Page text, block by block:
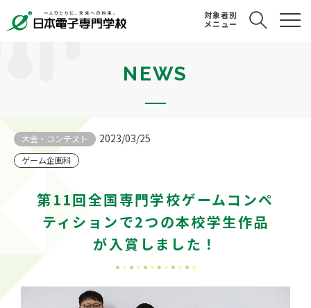
対象者別
メニュー
NEWS
大会・コンテスト 2023/03/25
ゲーム企画科
第11回全国専門学校ゲームコンペ
ティションで2つの本校学生作品
が入賞しました！